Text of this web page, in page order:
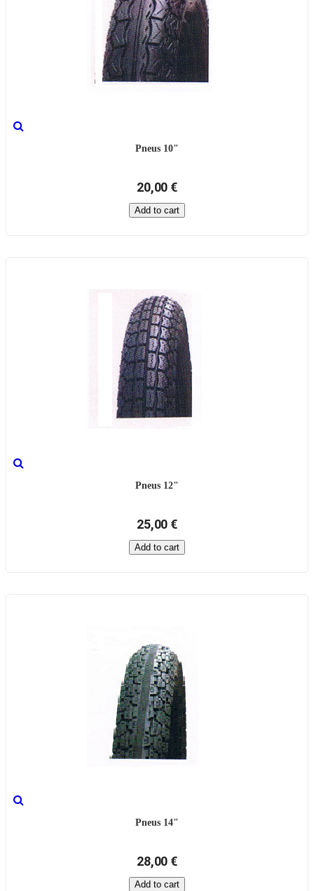
Pneus 10"
20,00 €
Add to cart
Pneus 12"
25,00 €
Add to cart
Pneus 14"
28,00 €
Add to cart